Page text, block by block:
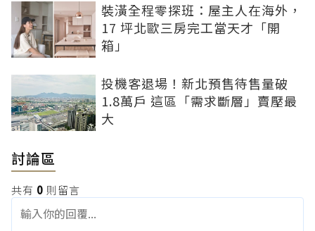
裝潢全程零探班：屋主人在海外，
17 坪北歐三房完工當天才「開
箱」
投機客退場！新北預售待售量破
1.8萬戶 這區「需求斷層」賣壓最
大
討論區
共有 0 則留言